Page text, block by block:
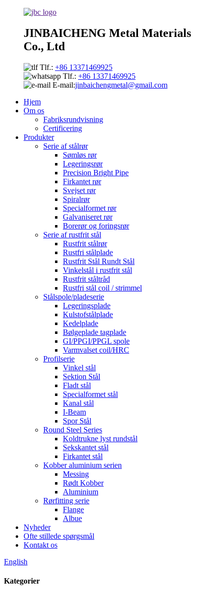
JINBAICHENG Metal Materials
Co., Ltd
Tlf.: +86 13371469925
Tlf.: +86 13371469925
E-mail:jinbaichengmetal@gmail.com
Hjem
Om os
Fabriksrundvisning
Certificering
Produkter
Serie af stålrør
Sømløs rør
Legeringsrør
Precision Bright Pipe
Firkantet rør
Svejset rør
Spiralrør
Specialformet rør
Galvaniseret rør
Borerør og foringsrør
Serie af rustfrit stål
Rustfrit stålrør
Rustfri stålplade
Rustfrit Stål Rundt Stål
Vinkelstål i rustfrit stål
Rustfrit ståltråd
Rustfri stål coil / strimmel
Stålspole/pladeserie
Legeringsplade
Kulstofstålplade
Kedelplade
Bølgeplade tagplade
GI/PPGI/PPGL spole
Varmvalset coil/HRC
Profilserie
Vinkel stål
Sektion Stål
Fladt stål
Specialformet stål
Kanal stål
I-Beam
Spor Stål
Round Steel Series
Koldtrukne lyst rundstål
Sekskantet stål
Firkantet stål
Kobber aluminium serien
Messing
Rødt Kobber
Aluminium
Rørfitting serie
Flange
Albue
Nyheder
Ofte stillede spørgsmål
Kontakt os
English
Kategorier